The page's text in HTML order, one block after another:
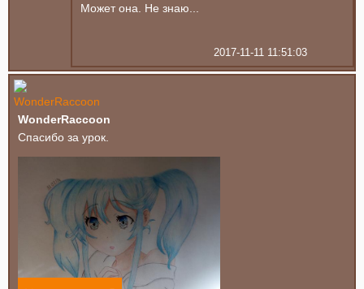
Может она. Не знаю...
2017-11-11 11:51:03
WonderRaccoon
Спасибо за урок.